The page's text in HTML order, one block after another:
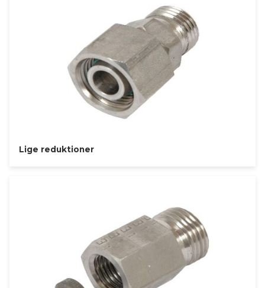
Lige reduktioner